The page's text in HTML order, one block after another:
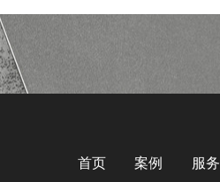
首页 案例 服务